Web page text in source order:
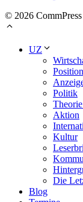
© 2026
UZ
Politik
Aktion
Kultur
Die
Blog